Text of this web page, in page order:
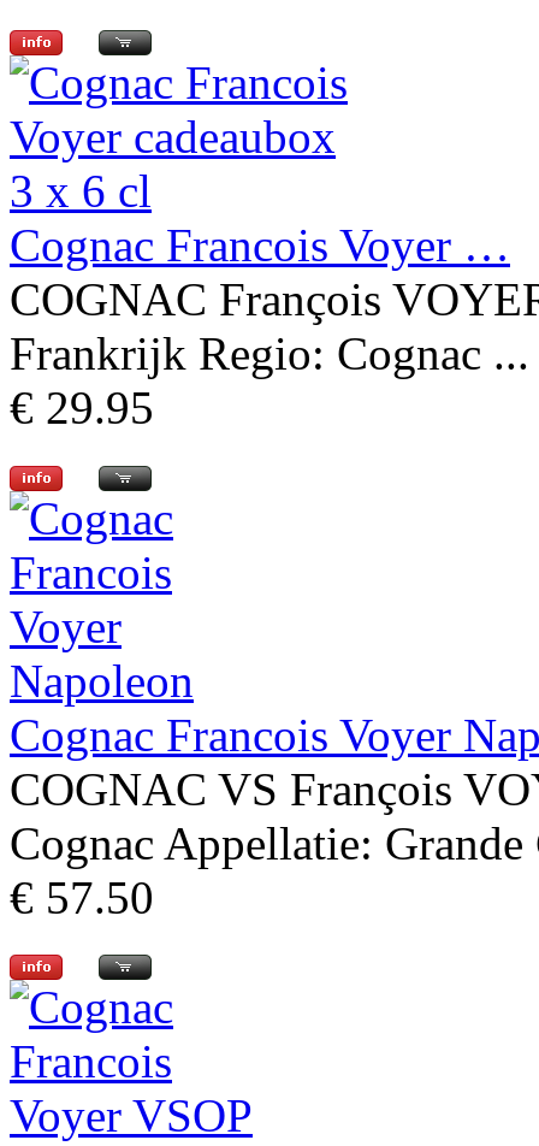
Cognac Francois Voyer …
COGNAC François
Frankrijk Regio: Cognac ...
€ 29.95
Cognac Francois Voyer
COGNAC VS François
Cognac Appellatie: Grande
€ 57.50